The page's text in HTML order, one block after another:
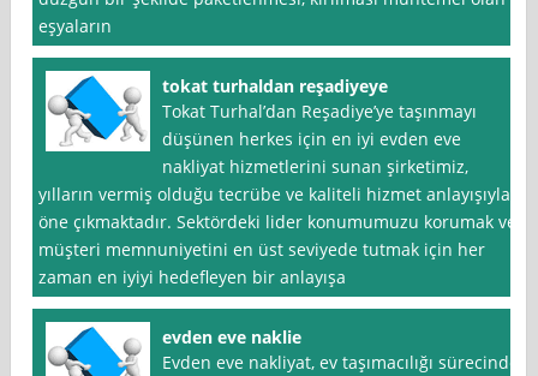
eşyaların
tokat turhaldan reşadiyeye
Tokat Turhal’dan Reşadiye’ye taşınmayı
düşünen herkes için en iyi evden eve
nakliyat hizmetlerini sunan şirketimiz,
yılların vermiş olduğu tecrübe ve kaliteli hizmet anlayışıyla
öne çıkmaktadır. Sektördeki lider konumumuzu korumak ve
müşteri memnuniyetini en üst seviyede tutmak için her
zaman en iyiyi hedefleyen bir anlayışa
evden eve naklie
Evden eve nakliyat, ev taşımacılığı sürecinde